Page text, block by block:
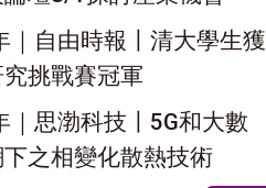
｜自由時報〡清大學生獲
究挑戰賽冠軍
｜思渤科技〡5G和大數
之相變化散熱技術